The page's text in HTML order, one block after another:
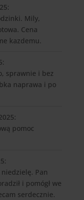
:
Mily,
Cena
kazdemu.
:
sprawnie i bez
naprawa i po
:
pomoc
:
Pan
i pomógł we
serdecznie.